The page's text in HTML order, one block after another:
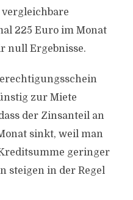
225 Euro im Monat
null Ergebnisse.
zur Miete
der Zinsanteil an
sinkt, weil man
geringer
steigen in der Regel